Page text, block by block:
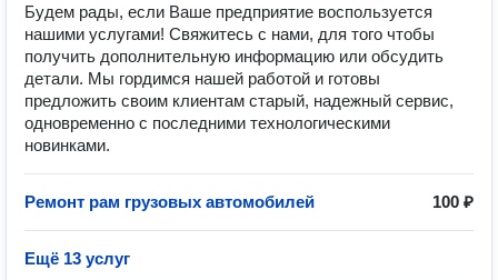
Будем рады, если Ваше предприятие воспользуется
нашими услугами! Свяжитесь с нами, для того чтобы
получить дополнительную информацию или обсудить
детали. Мы гордимся нашей работой и готовы
предложить своим клиентам старый, надежный сервис,
одновременно с последними технологическими
новинками.
Ремонт рам грузовых автомобилей 100 ₽
Ещё 13 услуг